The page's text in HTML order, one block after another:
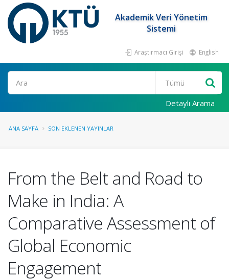
Akademik Veri Yönetim
Sistemi
Araştırmacı Girişi English
Ara
Detaylı Arama
ANA SAYFA SON EKLENEN YAYINLAR
From the Belt and Road to
Make in India: A
Comparative Assessment of
Global Economic
Engagement